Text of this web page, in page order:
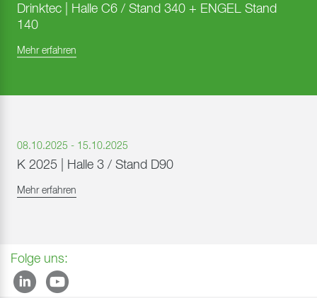
Drinktec | Halle C6 / Stand 340 + ENGEL Stand
140
Mehr erfahren
08.10.2025 - 15.10.2025
K 2025 | Halle 3 / Stand D90
Mehr erfahren
Folge uns: